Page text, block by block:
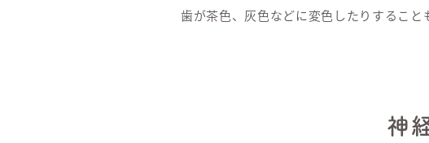
歯が茶色、灰色などに変色したりすること
神